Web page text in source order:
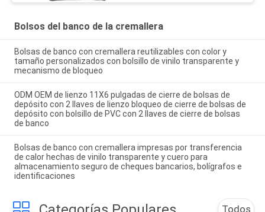
Bolsos del banco de la cremallera
Bolsas de banco con cremallera reutilizables con color y
tamaño personalizados con bolsillo de vinilo transparente y
mecanismo de bloqueo
ODM OEM de lienzo 11X6 pulgadas de cierre de bolsas de
depósito con 2 llaves de lienzo bloqueo de cierre de bolsas de
depósito con bolsillo de PVC con 2 llaves de cierre de bolsas
de banco
Bolsas de banco con cremallera impresas por transferencia
de calor hechas de vinilo transparente y cuero para
almacenamiento seguro de cheques bancarios, bolígrafos e
identificaciones
Todos